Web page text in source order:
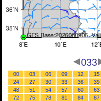
033
00 03 06 09 12 15
24
27 30 33 36 39
48
51 54 57 60 63
72
75 78 81 84 87